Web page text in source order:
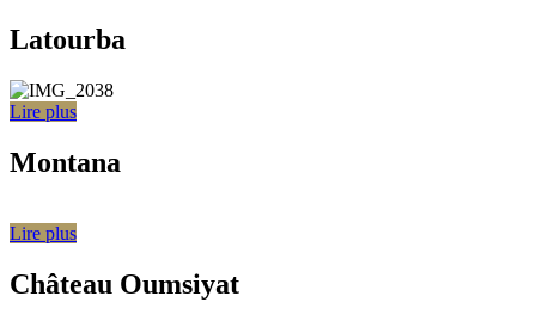
Latourba
Lire plus
Montana
Lire plus
Château Oumsiyat